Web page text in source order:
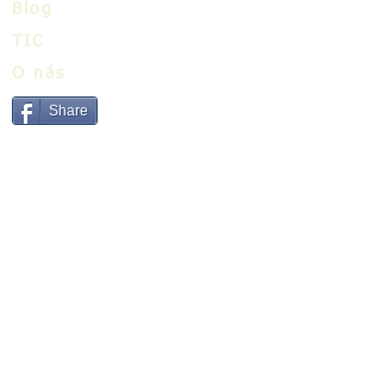
Blog
TIC
O nás
Share